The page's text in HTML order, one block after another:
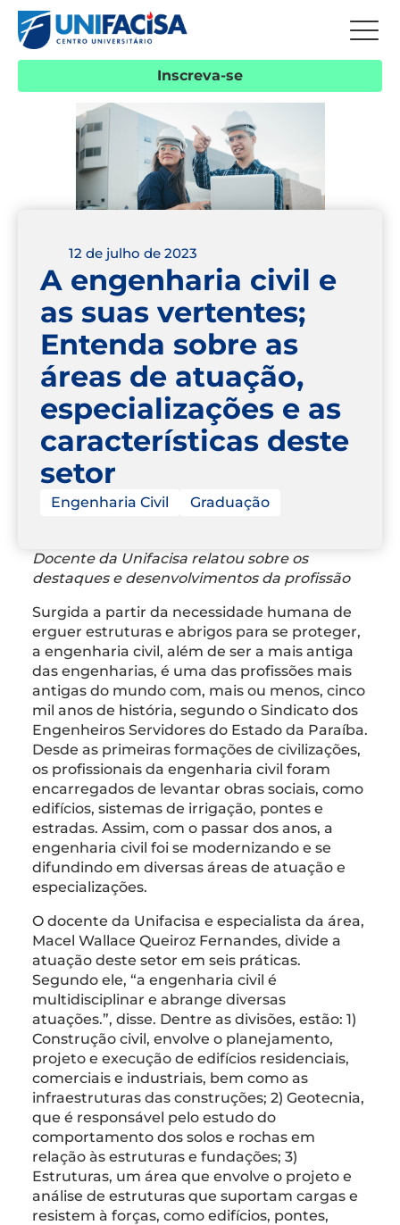
Inscreva-se
12 de julho de 2023
A engenharia civil e
as suas vertentes;
Entenda sobre as
áreas de atuação,
especializações e as
características deste
setor
Engenharia Civil Graduação
Docente da Unifacisa relatou sobre os
destaques e desenvolvimentos da profissão
Surgida a partir da necessidade humana de
erguer estruturas e abrigos para se proteger,
a engenharia civil, além de ser a mais antiga
das engenharias, é uma das profissões mais
antigas do mundo com, mais ou menos, cinco
mil anos de história, segundo o Sindicato dos
Engenheiros Servidores do Estado da Paraíba.
Desde as primeiras formações de civilizações,
os profissionais da engenharia civil foram
encarregados de levantar obras sociais, como
edifícios, sistemas de irrigação, pontes e
estradas. Assim, com o passar dos anos, a
engenharia civil foi se modernizando e se
difundindo em diversas áreas de atuação e
especializações.
O docente da Unifacisa e especialista da área,
Macel Wallace Queiroz Fernandes, divide a
atuação deste setor em seis práticas.
Segundo ele, “a engenharia civil é
multidisciplinar e abrange diversas
atuações.”, disse. Dentre as divisões, estão: 1)
Construção civil, envolve o planejamento,
projeto e execução de edifícios residenciais,
comerciais e industriais, bem como as
infraestruturas das construções; 2) Geotecnia,
que é responsável pelo estudo do
comportamento dos solos e rochas em
relação às estruturas e fundações; 3)
Estruturas, um área que envolve o projeto e
análise de estruturas que suportam cargas e
resistem à forças, como edifícios, pontes,